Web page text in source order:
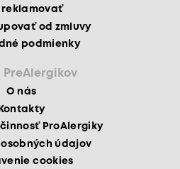
reklamovať
od zmluvy
podmienky
PreAlergikov
O nás
Kontakty
ProAlergiky
údajov
cookies